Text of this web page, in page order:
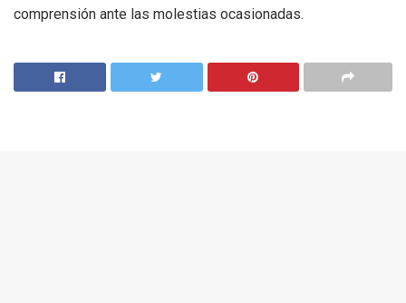
comprensión ante las molestias ocasionadas.